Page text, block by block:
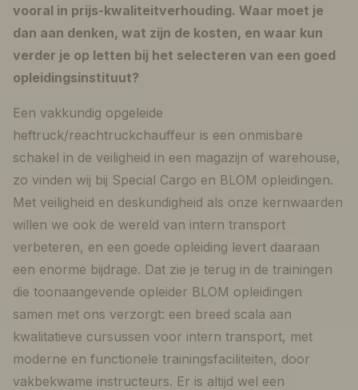
vooral in prijs-kwaliteitverhouding. Waar moet je
dan aan denken, wat zijn de kosten, en waar kun
verder je op letten bij het selecteren van een goed
opleidingsinstituut?
Een vakkundig opgeleide
heftruck/reachtruckchauffeur is een onmisbare
schakel in de veiligheid in een magazijn of warehouse,
zo vinden wij bij Special Cargo en BLOM opleidingen.
Met veiligheid en deskundigheid als onze kernwaarden
willen we ook de wereld van intern transport
verbeteren, en een goede opleiding levert daaraan
een enorme bijdrage. Dat zie je terug in de trainingen
die toonaangevende opleider BLOM opleidingen
samen met ons verzorgt: een breed scala aan
kwalitatieve cursussen voor intern transport, met
moderne en functionele trainingsfaciliteiten, door
vakbekwame instructeurs. Er is altijd wel een